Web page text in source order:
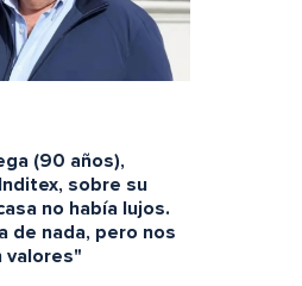
(90 años),
sobre su
no había lujos.
de nada, pero nos
valores"